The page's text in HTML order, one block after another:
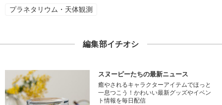
プラネタリウム・天体観測
編集部イチオシ
スヌーピーたちの最新ニュース
癒やされるキャラクターアイテムでほっと
一息つこう！かわいい最新グッズやイベン
ト情報を毎日配信